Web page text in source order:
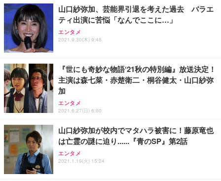
山口紗弥加、芸能界引退を考えた過去 バラエ
ティ出演に苦悩「なんでここに…」
エンタメ
2021.9.30(木) 9:48
『世にも奇妙な物語‘21秋の特別編』放送決定！
主演は森七菜・赤楚衛二・桐谷健太・山口紗弥
加
エンタメ
2021.6.27(日) 6:00
山口紗弥加が校内でマタハラ被害に！藤原竜也
は亡霊の謎に迫り......『青のSP』第2話
エンタメ
2021.1.19(火) 15:24